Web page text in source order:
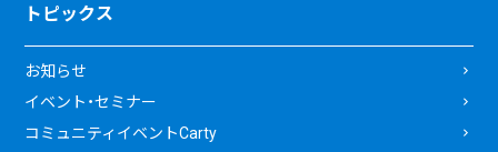
トピックス
お知らせ
イベント・セミナー
コミュニティイベントCarty